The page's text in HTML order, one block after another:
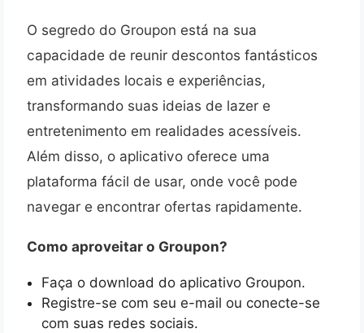
O segredo do Groupon está na sua
capacidade de reunir descontos fantásticos
em atividades locais e experiências,
transformando suas ideias de lazer e
entretenimento em realidades acessíveis.
Além disso, o aplicativo oferece uma
plataforma fácil de usar, onde você pode
navegar e encontrar ofertas rapidamente.
Como aproveitar o Groupon?
Faça o download do aplicativo Groupon.
Registre-se com seu e-mail ou conecte-se
com suas redes sociais.